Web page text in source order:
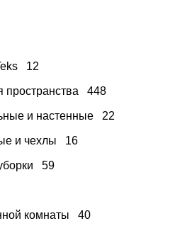
12
пространства 448
и настенные 22
и чехлы 16
59
комнаты 40